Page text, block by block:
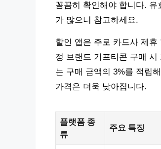
꼼꼼히 확인해야 합니다.
가 많으니 참고하세요.
할인 앱은 주로 카드사 제휴
정 브랜드 기프티콘 구매 시
는 구매 금액의 3%를 적립
가격은 더욱 낮아집니다.
플랫폼 종
류
주요 특징